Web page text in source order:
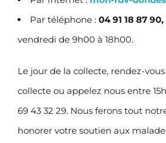
Par téléphone : 04 91 18 87 90,
vendredi de 9h00 à 18h00.
Le jour de la collecte, rendez-
collecte ou appelez nous entre
69 43 32 29. Nous ferons tout
honorer votre soutien aux